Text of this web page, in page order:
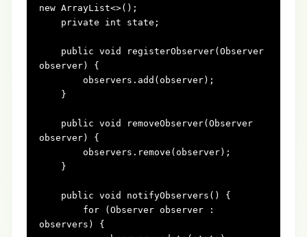
new ArrayList<>();
private
int state;
public void
registerObserver(Observer
observer)
{
public void
removeObserver(Observer
observer)
{
public void notifyObservers()
{
for (Observer observer :
observers) {